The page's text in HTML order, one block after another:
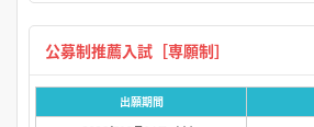
出願期間